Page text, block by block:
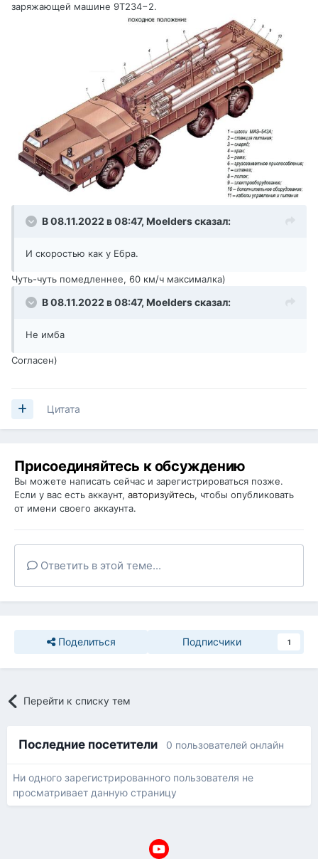
заряжающей машине 9Т234−2.
В 08.11.2022 в 08:47, Moeldersсказал:
И скоростью как у Ебра.
Чуть-чуть помедленнее, 60 км/ч максималка)
В 08.11.2022 в 08:47, Moeldersсказал:
Не имба
Согласен)
Цитата
Присоединяйтесь к обсуждению
Вы можете написать сейчас и зарегистрироваться позже.
Если у вас есть аккаунт, авторизуйтесь, чтобы опубликовать
от имени своего аккаунта.
Ответить в этой теме...
Поделиться Подписчики 1
Перейти к списку тем
Последние посетители 0 пользователей онлайн
Ни одного зарегистрированного пользователя не
просматривает данную страницу